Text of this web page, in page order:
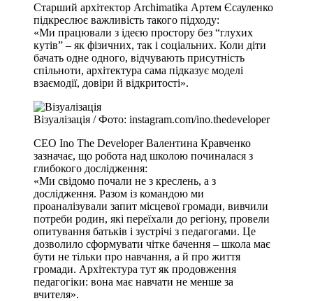
Старший архітектор Archimatika Артем Єсауленко
підкреслює важливість такого підходу:
«Ми працювали з ідеєю простору без “глухих
кутів” – як фізичних, так і соціальних. Коли діти
бачать одне одного, відчувають присутність
спільноти, архітектура сама підказує моделі
взаємодії, довіри й відкритості».
Візуалізація / Фото: instagram.com/ino.thedeveloper
CEO Ino The Developer Валентина Кравченко
зазначає, що робота над школою починалася з
глибокого дослідження:
«Ми свідомо почали не з креслень, а з
дослідження. Разом із командою ми
проаналізували запит місцевої громади, вивчили
потреби родин, які переїхали до регіону, провели
опитування батьків і зустрічі з педагогами. Це
дозволило сформувати чітке бачення – школа має
бути не тільки про навчання, а й про життя
громади. Архітектура тут як продовження
педагогіки: вона має навчати не менше за
вчителя».